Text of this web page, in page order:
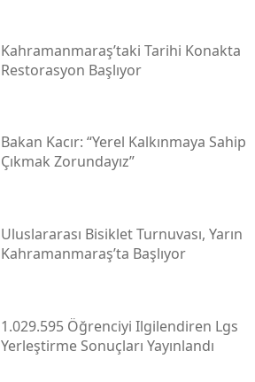
Kahramanmaraş’taki Tarihi Konakta
Restorasyon Başlıyor
Bakan Kacır: “yerel Kalkınmaya Sahip
Çıkmak Zorundayız”
Uluslararası Bisiklet Turnuvası, Yarın
Kahramanmaraş’ta Başlıyor
1.029.595 Öğrenciyi Ilgilendiren Lgs
Yerleştirme Sonuçları Yayınlandı